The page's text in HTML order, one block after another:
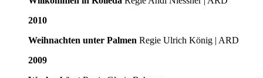
2010
Weihnachten unter Palmen Regie Ulrich König | ARD
2009